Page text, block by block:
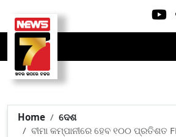
Home
ଦେଶ
ବୀମା କମ୍ପାନୀରେ ହେବ ୧୦୦ ପ୍ରତିଶତ